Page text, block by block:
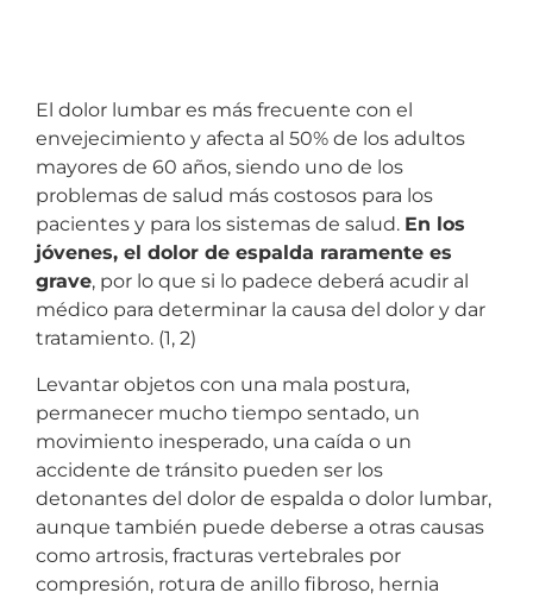
El dolor lumbar es más frecuente con el
envejecimiento y afecta al 50% de los adultos
mayores de 60 años, siendo uno de los
problemas de salud más costosos para los
pacientes y para los sistemas de salud. En los
jóvenes, el dolor de espalda raramente es
grave, por lo que si lo padece deberá acudir al
médico para determinar la causa del dolor y dar
tratamiento. (1, 2)
Levantar objetos con una mala postura,
permanecer mucho tiempo sentado, un
movimiento inesperado, una caída o un
accidente de tránsito pueden ser los
detonantes del dolor de espalda o dolor lumbar,
aunque también puede deberse a otras causas
como artrosis, fracturas vertebrales por
compresión, rotura de anillo fibroso, hernia